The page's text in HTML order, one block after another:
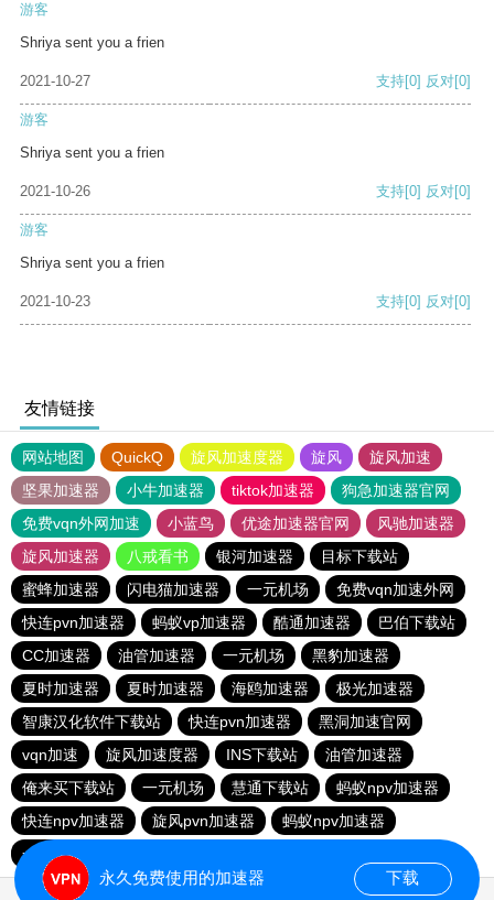
游客
Shriya sent you a frien
2021-10-27 支持[0] 反对[0]
游客
Shriya sent you a frien
2021-10-26 支持[0] 反对[0]
游客
Shriya sent you a frien
2021-10-23 支持[0] 反对[0]
友情链接
网站地图 QuickQ 旋风加速度器 旋风
旋风加速
坚果加速器
小牛加速器 tiktok加速器
狗急加速器官网
免费vqn外网加速
小蓝鸟 优途加速器官网
风驰加速器
旋风加速器
八戒看书 银河加速器
目标下载站
蜜蜂加速器
闪电猫加速器 一元机场
免费vqn加速外网
快连pvn加速器
蚂蚁vp加速器 酷通加速器
巴伯下载站
CC加速器
油管加速器 一元机场
黑豹加速器
夏时加速器
夏时加速器 海鸥加速器
极光加速器
智康汉化软件下载站
快连pvn加速器
黑洞加速官网
vqn加速
旋风加速度器 INS下载站
油管加速器
俺来买下载站
一元机场 慧通下载站
蚂蚁npv加速器
快连npv加速器
旋风pvn加速器
蚂蚁npv加速器
一元机场
永久免费使用的加速器 下载